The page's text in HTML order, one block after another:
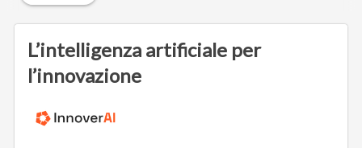
L’intelligenza artificiale per
l’innovazione